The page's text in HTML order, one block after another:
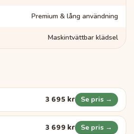
Premium & lång användning
Maskintvättbar klädsel
3 695 kr Se pris →
3 699 kr Se pris →